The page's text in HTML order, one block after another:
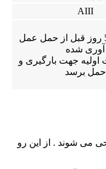
AIII
بتن حداقل 5 روز قبل از حمل عمل
آوری شده
اولیه جهت بارگیری و
حمل برسد
درب دارد . بر اساس نشریه 139 سازما مدیریت و برنامه ریزی کشور ، درب های ترافیکی برای تحمل بار متمرکز 8 تن طراحی می شوند . از این رو